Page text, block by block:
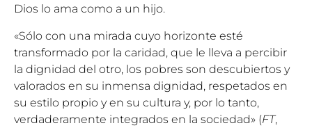
Dios lo ama como a un hijo.
«Sólo con una mirada cuyo horizonte esté
transformado por la caridad, que le lleva a percibir
la dignidad del otro, los pobres son descubiertos y
valorados en su inmensa dignidad, respetados en
su estilo propio y en su cultura y, por lo tanto,
verdaderamente integrados en la sociedad» (FT,